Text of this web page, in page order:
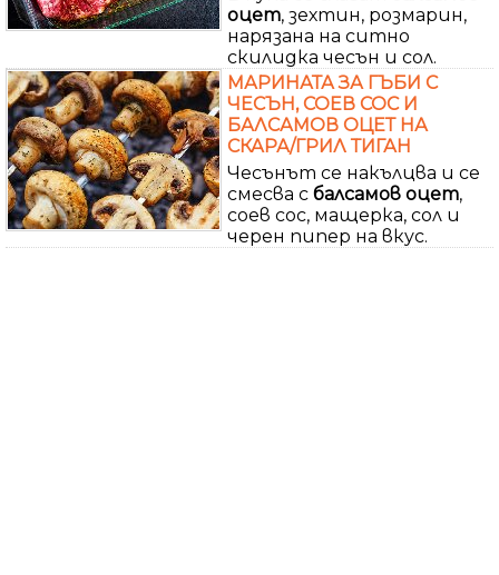
оцет, зехтин, розмарин,
нарязана на ситно
скилидка чесън и сол.
МАРИНАТА ЗА ГЪБИ С
ЧЕСЪН, СОЕВ СОС И
БАЛСАМОВ ОЦЕТ НА
СКАРА/ГРИЛ ТИГАН
Чесънът се накълцва и се
смесва с балсамов оцет,
соев сос, мащерка, сол и
черен пипер на вкус.